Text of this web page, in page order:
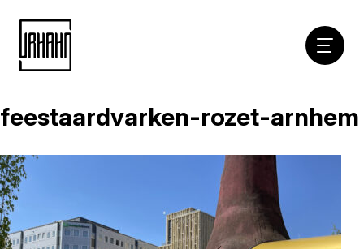
Naar
feestaardvarken-rozet-arnhem